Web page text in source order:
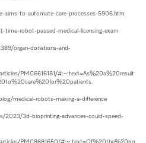
aims-to-automate-care-processes-5906.htm
time-robot-passed-medical-licensing-exam
organ-donations-and-
PMC6616181/#:~:text=As%20a%20result
medical-robots-making-a-difference
2023/3d-bioprinting-advances-could-speed-
PMC9881650/#:~:text=Of%20the%20po